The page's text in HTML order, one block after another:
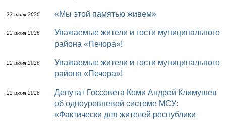
22 июня 2026 «Мы этой памятью живем»
22 июня 2026
Уважаемые жители и гости муниципального
района «Печора»!
22 июня 2026
Уважаемые жители и гости муниципального
района «Печора»!
22 июня 2026
Депутат Госсовета Коми Андрей Климушев
об одноуровневой системе МСУ:
«Фактически для жителей республики